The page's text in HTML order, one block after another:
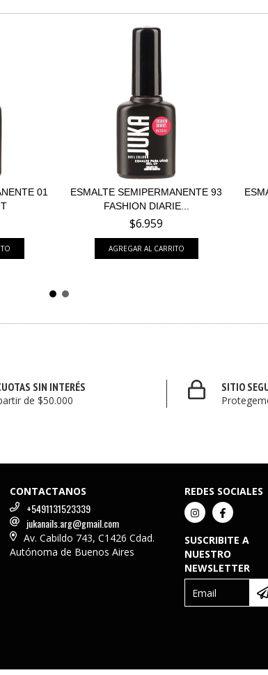
01
ESMALTE SEMIPERMANENTE 93
FASHION DIARIE...
$6.959
SIN INTERÉS
de $50.000
SITIO
CONTACTANOS
+5491131523339
jukanails.arg@gmail.com
Av. Cabildo 743, C1426 Cdad.
Autónoma de Buenos Aires
REDES SOCIALES
SUSCRIBITE A
NUESTRO
NEWSLETTER